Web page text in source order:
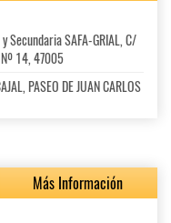
Secundaria SAFA-GRIAL, C/
Nº 14, 47005
PASEO DE JUAN CARLOS
Más Información